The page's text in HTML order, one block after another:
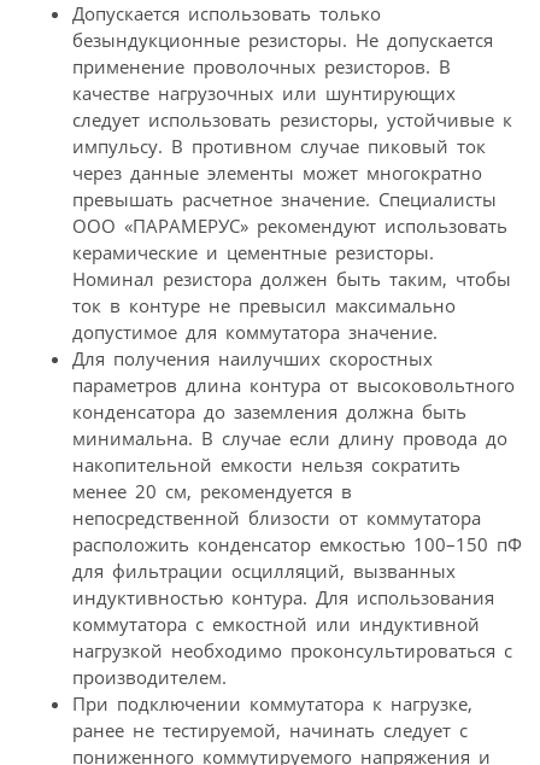
Допускается использовать только
безындукционные резисторы. Не допускается
применение проволочных резисторов. В
качестве нагрузочных или шунтирующих
следует использовать резисторы, устойчивые к
импульсу. В противном случае пиковый ток
через данные элементы может многократно
превышать расчетное значение. Специалисты
ООО «ПАРАМЕРУС» рекомендуют использовать
керамические и цементные резисторы.
Номинал резистора должен быть таким, чтобы
ток в контуре не превысил максимально
допустимое для коммутатора значение.
Для получения наилучших скоростных
параметров длина контура от высоковольтного
конденсатора до заземления должна быть
минимальна. В случае если длину провода до
накопительной емкости нельзя сократить
менее 20 см, рекомендуется в
непосредственной близости от коммутатора
расположить конденсатор емкостью 100–150 пФ
для фильтрации осцилляций, вызванных
индуктивностью контура. Для использования
коммутатора с емкостной или индуктивной
нагрузкой необходимо проконсультироваться с
производителем.
При подключении коммутатора к нагрузке,
ранее не тестируемой, начинать следует с
пониженного коммутируемого напряжения и